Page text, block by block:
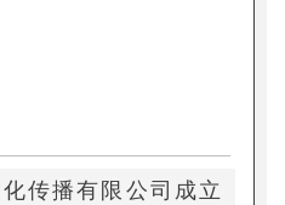
传播有限公司成立